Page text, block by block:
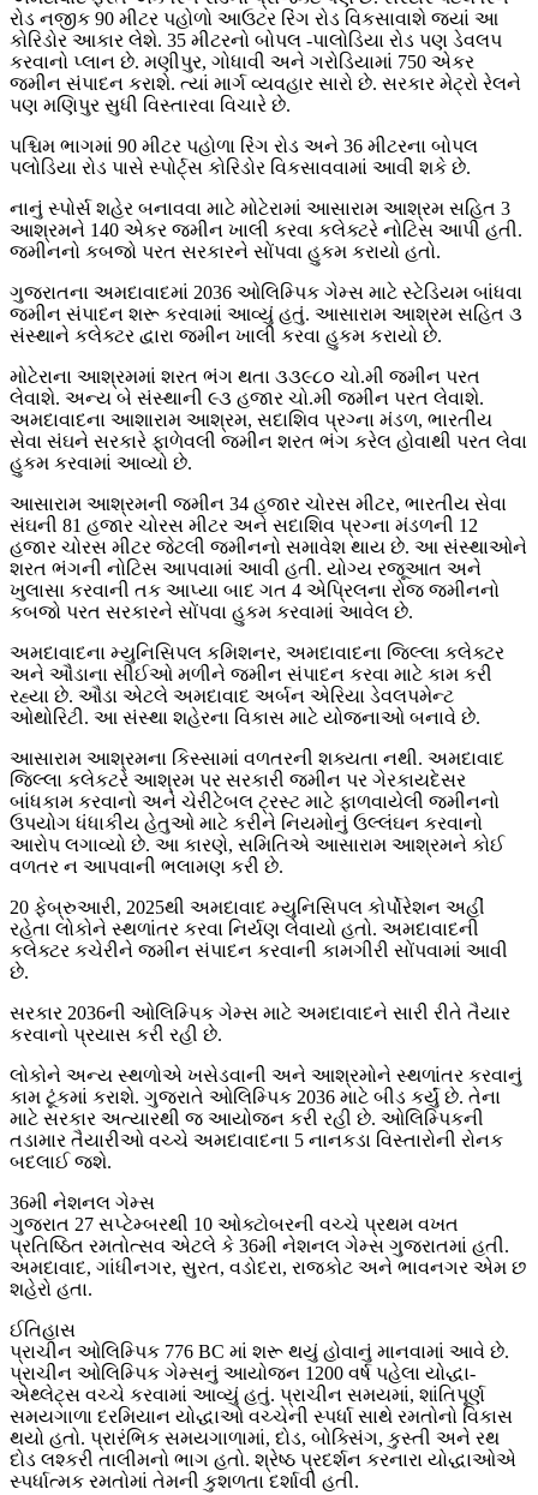
રોડ નજીક 90 મીટર પહોળો આઉટર રિંગ રોડ વિકસાવાશે જ્યાં આ
કોરિડોર આકાર લેશે. 35 મીટરનો બોપલ -પાલોડિયા રોડ પણ ડેવલપ
કરવાનો પ્લાન છે. મણીપુર, ગોધાવી અને ગરોડિયામાં 750 એકર
જમીન સંપાદન કરાશે. ત્યાં માર્ગ વ્યવહાર સારો છે. સરકાર મેટ્રો રેલને
પણ મણિપુર સુધી વિસ્તારવા વિચારે છે.
પશ્ચિમ ભાગમાં 90 મીટર પહોળા રિંગ રોડ અને 36 મીટરના બોપલ
પલોડિયા રોડ પાસે સ્પોર્ટ્સ કોરિડોર વિકસાવવામાં આવી શકે છે.
નાનું સ્પોર્સ શહેર બનાવવા માટે મોટેરામાં આસારામ આશ્રમ સહિત 3
આશ્રમને 140 એકર જમીન ખાલી કરવા કલેક્ટરે નોટિસ આપી હતી.
જમીનનો કબજો પરત સરકારને સોંપવા હુકમ કરાયો હતો.
ગુજરાતના અમદાવાદમાં 2036 ઓલિમ્પિક ગેમ્સ માટે સ્ટેડિયમ બાંધવા
જમીન સંપાદન શરૂ કરવામાં આવ્યું હતું. આસારામ આશ્રમ સહિત ૩
સંસ્થાને કલેક્ટર દ્વારા જમીન ખાલી કરવા હુકમ કરાયો છે.
મોટેરાના આશ્રમમાં શરત ભંગ થતા ૩૩૯૮૦ ચો.મી જમીન પરત
લેવાશે. અન્ય બે સંસ્થાની ૯૩ હજાર ચો.મી જમીન પરત લેવાશે.
અમદાવાદના આશારામ આશ્રમ, સદાશિવ પ્રગ્ના મંડળ, ભારતીય
સેવા સંઘને સરકારે ફાળેવલી જમીન શરત ભંગ કરેલ હોવાથી પરત લેવા
હુકમ કરવામાં આવ્યો છે.
આસારામ આશ્રમની જમીન 34 હજાર ચોરસ મીટર, ભારતીય સેવા
સંઘની 81 હજાર ચોરસ મીટર અને સદાશિવ પ્રગ્ના મંડળની 12
હજાર ચોરસ મીટર જેટલી જમીનનો સમાવેશ થાય છે. આ સંસ્થાઓને
શરત ભંગની નોટિસ આપવામાં આવી હતી. યોગ્ય રજૂઆત અને
ખુલાસા કરવાની તક આપ્યા બાદ ગત 4 એપ્રિલના રોજ જમીનનો
કબજો પરત સરકારને સોંપવા હુકમ કરવામાં આવેલ છે.
અમદાવાદના મ્યુનિસિપલ કમિશનર, અમદાવાદના જિલ્લા કલેક્ટર
અને ઔડાના સીઈઓ મળીને જમીન સંપાદન કરવા માટે કામ કરી
રહ્યા છે. ઔડા એટલે અમદાવાદ અર્બન એરિયા ડેવલપમેન્ટ
ઓથોરિટી. આ સંસ્થા શહેરના વિકાસ માટે યોજનાઓ બનાવે છે.
આસારામ આશ્રમના કિસ્સામાં વળતરની શક્યતા નથી. અમદાવાદ
જિલ્લા કલેકટરે આશ્રમ પર સરકારી જમીન પર ગેરકાયદેસર
બાંધકામ કરવાનો અને ચેરીટેબલ ટ્રસ્ટ માટે ફાળવાયેલી જમીનનો
ઉપયોગ ધંધાકીય હેતુઓ માટે કરીને નિયમોનું ઉલ્લંઘન કરવાનો
આરોપ લગાવ્યો છે. આ કારણે, સમિતિએ આસારામ આશ્રમને કોઈ
વળતર ન આપવાની ભલામણ કરી છે.
20 ફેબ્રુઆરી, 2025થી અમદાવાદ મ્યુનિસિપલ કોર્પોરેશન અહીં
રહેતા લોકોને સ્થળાંતર કરવા નિર્યણ લેવાયો હતો. અમદાવાદની
કલેક્ટર કચેરીને જમીન સંપાદન કરવાની કામગીરી સોંપવામાં આવી
છે.
સરકાર 2036ની ઓલિમ્પિક ગેમ્સ માટે અમદાવાદને સારી રીતે તૈયાર
કરવાનો પ્રયાસ કરી રહી છે.
લોકોને અન્ય સ્થળોએ ખસેડવાની અને આશ્રમોને સ્થળાંતર કરવાનું
કામ ટૂંકમાં કરાશે. ગુજરાતે ઓલિમ્પિક 2036 માટે બીડ કર્યું છે. તેના
માટે સરકાર અત્યારથી જ આયોજન કરી રહી છે. ઓલિમ્પિકની
તડામાર તૈયારીઓ વચ્ચે અમદાવાદના 5 નાનકડા વિસ્તારોની રોનક
બદલાઈ જશે.
36મી નેશનલ ગેમ્સ
ગુજરાત 27 સપ્ટેમ્બરથી 10 ઓક્ટોબરની વચ્ચે પ્રથમ વખત
પ્રતિષ્ઠિત રમતોત્સવ એટલે કે 36મી નેશનલ ગેમ્સ ગુજરાતમાં હતી.
અમદાવાદ, ગાંધીનગર, સુરત, વડોદરા, રાજકોટ અને ભાવનગર એમ છ
શહેરો હતા.
ઈતિહાસ
પ્રાચીન ઓલિમ્પિક 776 BC માં શરૂ થયું હોવાનું માનવામાં આવે છે.
પ્રાચીન ઓલિમ્પિક ગેમ્સનું આયોજન 1200 વર્ષ પહેલા યોદ્ધા-
એથ્લેટ્સ વચ્ચે કરવામાં આવ્યું હતું. પ્રાચીન સમયમાં, શાંતિપૂર્ણ
સમયગાળા દરમિયાન યોદ્ધાઓ વચ્ચેની સ્પર્ધા સાથે રમતોનો વિકાસ
થયો હતો. પ્રારંભિક સમયગાળામાં, દોડ, બોક્સિંગ, કુસ્તી અને રથ
દોડ લશ્કરી તાલીમનો ભાગ હતો. શ્રેષ્ઠ પ્રદર્શન કરનારા યોદ્ધાઓએ
સ્પર્ધાત્મક રમતોમાં તેમની કુશળતા દર્શાવી હતી.